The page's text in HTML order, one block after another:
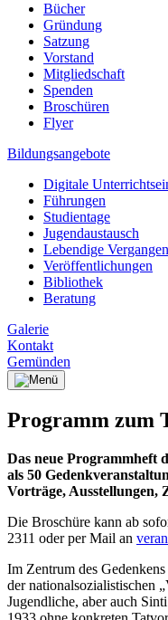
Bücher
Gründung
Satzung
Vorstand
Mitgliedschaft
Spenden
Broschüren
Flyer
Bildungsangebote
Digitale
Führungen
Studientage
Jugendaustausch
Lebendige
Veröffentlichungen
Bibliothek
Beratung
Galerie
Kontakt
Gemünden
Programm zum
Das neue Programmheft
als 50
Vorträge, Ausstellungen,
Die Broschüre kann ab
2311 oder per Mail an
Im Zentrum des
der nationalsozialistischen
Jugendliche, aber auch